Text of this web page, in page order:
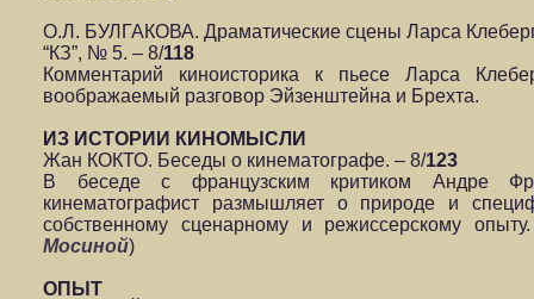
О.Л. БУЛГАКОВА. Драматические сцены Ларса
“КЗ”, № 5. – 8/118
Комментарий киноисторика к пьесе Ларса
воображаемый разговор Эйзенштейна и Брехта.
ИЗ ИСТОРИИ КИНОМЫСЛИ
Жан КОКТО. Беседы о кинематографе. – 8/123
В беседе с французским критиком Андре
кинематографист размышляет о природе и
собственному сценарному и режиссерскому
Мосиной)
ОПЫТ